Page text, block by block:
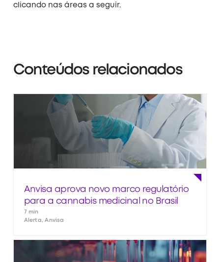
clicando nas áreas a seguir.
Conteúdos relacionados
Anvisa aprova novo marco regulatório
para a cannabis medicinal no Brasil
7 min
Alerta, Anvisa